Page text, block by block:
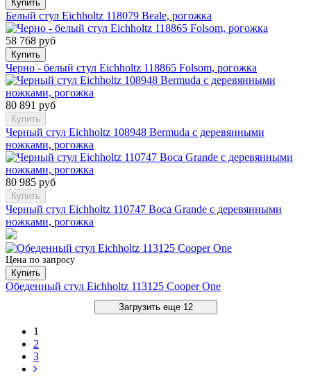
Купить
Белый стул Eichholtz 118079 Beale, рогожка
58 768 руб
Купить
Черно - белый стул Eichholtz 118865 Folsom, рогожка
80 891 руб
Купить
Черный стул Eichholtz 108948 Bermuda с деревянными
ножками, рогожка
80 985 руб
Купить
Черный стул Eichholtz 110747 Boca Grande с деревянными
ножками, рогожка
Цена по запросу
Купить
Обеденный стул Eichholtz 113125 Cooper One
Загрузить еще 12
1
2
3